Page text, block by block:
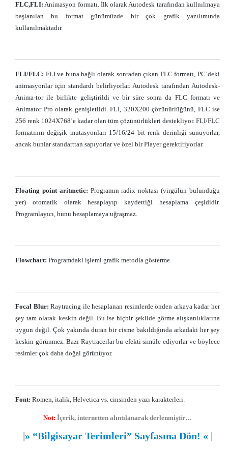
FLC,FLI: Animasyon formatı. İlk olarak Autodesk tarafından kullnılmaya
başlanılan bu format günümüzde bir çok grafik yazılımında
kullanılmaktadır.
FLI/FLC: FLI ve buna bağlı olarak sonradan çıkan FLC formatı, PC’deki
animasyonlar için standardı belirliyorlar. Autodesk tarafından Autodesk-
Anima-tor ile birlikte geliştirildi ve bir süre sonra da FLC formatı ve
Animator Pro olarak genişletildi. FLI, 320X200 çözünürlüğünü, FLC ise
256 renk 1024X768’e kadar olan tüm çözünürlükleri destekliyor. FLI/FLC
formatının değişik mutasyonları 15/16/24 bit renk derinliği sunuyorlar,
ancak bunlar standarttan sapıyorlar ve özel bir Player gerektiriyorlar.
Floating point aritmetic: Programın radix noktası (virgülün bulunduğu
yer) otomatik olarak hesaplayıp kaydettiği hesaplama çeşididir.
Programlayıcı, bunu hesaplamaya uğraşmaz.
Flowchart: Programdaki işlemi grafik metodla gösterme.
Focal Blur: Raytracing ile hesaplanan resimlerde önden arkaya kadar her
şey tam olarak keskin değil. Bu ise hiçbir şekilde görme alışkanlıklarına
uygun değil. Çok yakında duran bir cisme bakıldığında arkadaki her şey
keskin görünmez. Bazı Raytracerlar bu efekti simüle ediyorlar ve böylece
resimler çok daha doğal görünüyor.
Font: Romen, italik, Helvetica vs. cinsinden yazı karakterleri.
Not: İçerik, internetten alıntılanarak derlenmiştir…
|» “Bilgisayar Terimleri” Sayfasına Dön! « |